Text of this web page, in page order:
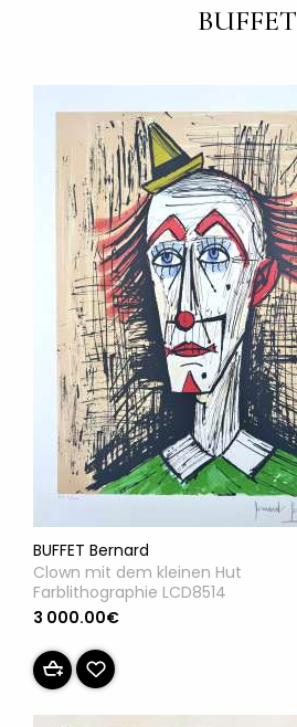
BUFFET
BUFFET Bernard
Clown mit dem kleinen Hut
Farblithographie LCD8514
3 000.00€